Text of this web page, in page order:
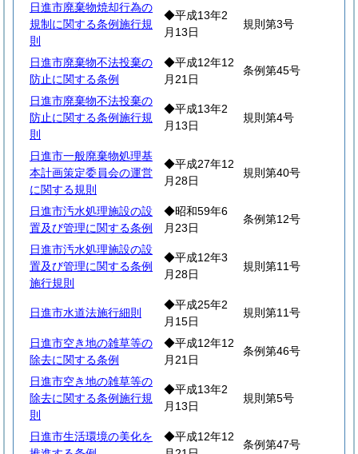
日進市廃棄物焼却行為の
規制に関する条例施行規
則
◆平成13年2
月13日
規則第3号
日進市廃棄物不法投棄の
防止に関する条例
◆平成12年12
月21日
条例第45号
日進市廃棄物不法投棄の
防止に関する条例施行規
則
◆平成13年2
月13日
規則第4号
日進市一般廃棄物処理基
本計画策定委員会の運営
に関する規則
◆平成27年12
月28日
規則第40号
日進市汚水処理施設の設
置及び管理に関する条例
◆昭和59年6
月23日
条例第12号
日進市汚水処理施設の設
置及び管理に関する条例
施行規則
◆平成12年3
月28日
規則第11号
日進市水道法施行細則
◆平成25年2
月15日
規則第11号
日進市空き地の雑草等の
除去に関する条例
◆平成12年12
月21日
条例第46号
日進市空き地の雑草等の
除去に関する条例施行規
則
◆平成13年2
月13日
規則第5号
日進市生活環境の美化を
◆平成12年12
条例第47号